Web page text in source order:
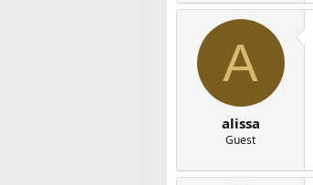
A
alissa
Guest